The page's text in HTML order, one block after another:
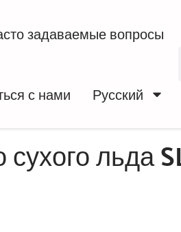
задаваемые вопросы
с нами Русский
льда